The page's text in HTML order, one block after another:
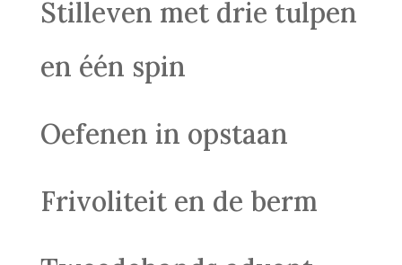
Stilleven met drie tulpen
en één spin
Oefenen in opstaan
Frivoliteit en de berm